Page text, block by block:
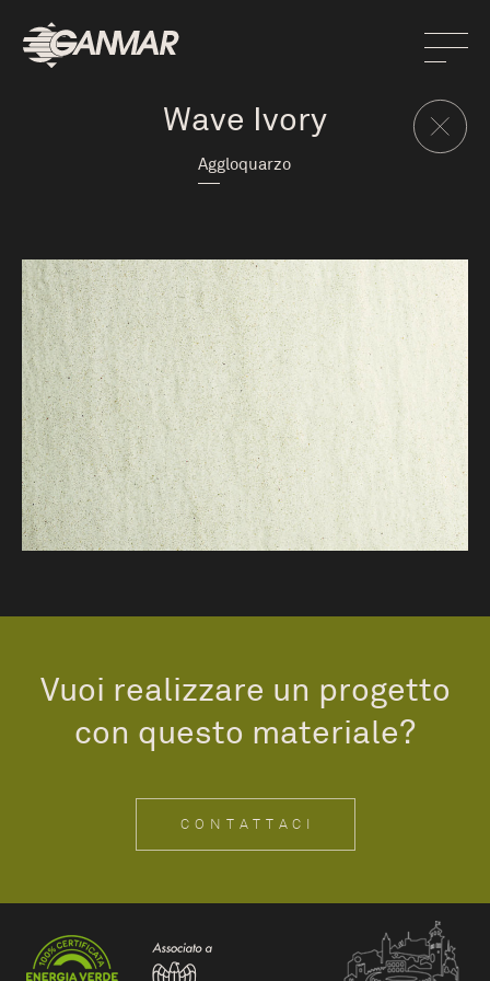
Wave Ivory
Aggloquarzo
Vuoi realizzare un progetto
con questo materiale?
CONTATTACI